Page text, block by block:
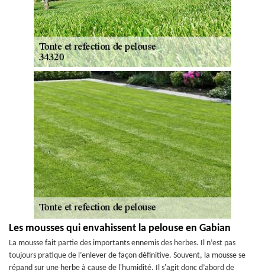
Les mousses qui envahissent la pelouse en Gabian
La mousse fait partie des importants ennemis des herbes. Il n’est pas
toujours pratique de l’enlever de façon définitive. Souvent, la mousse se
répand sur une herbe à cause de l'humidité. Il s'agit donc d’abord de